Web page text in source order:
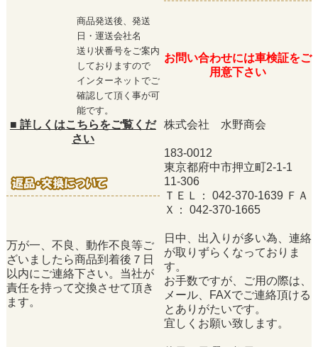
商品発送後、発送
日・運送会社名
送り状番号をご案内
しておりますので
インターネットでご
確認して頂く事が可
能です。
お問い合わせには車検証をご
用意下さい
■ 詳しくはこちらをご覧くだ
さい
株式会社 水野商会
183-0012
東京都府中市押立町2-1-1
11-306
ＴＥＬ： 042-370-1639 ＦＡ
Ｘ： 042-370-1665
日中、出入りが多い為、連絡
が取りずらくなっておりま
す。
お手数ですが、ご用の際は、
メール、FAXでご連絡頂ける
とありがたいです。
宜しくお願い致します。
万が一、不良、動作不良等ご
ざいましたら商品到着後７日
以内にご連絡下さい。当社が
責任を持って交換させて頂き
ます。